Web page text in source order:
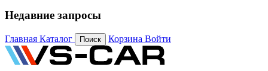
Недавние запросы
Главная Каталог Поиск Корзина Войти